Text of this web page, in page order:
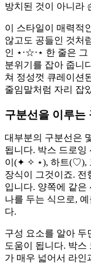
방치된 것이 아니라
이 스타일이 매력적
않고도 공들인 것처
인 ⋆⋅☆⋅⋆ 한 줄은 그
분위기를 잡아 줍니
쳐 정성껏 큐레이션
줄임말처럼 자리 잡
구분선을 이루는
대부분의 구분선은
됩니다. 박스 드로잉
이(✦ ✧ ⋆), 하트(♡),
장식이 그것이죠. 전
입니다. 양쪽에 같은
나를 두는 식으로,
다.
구성 요소를 알아 두
도움이 됩니다. 박스
가 매우 넓어서 라인